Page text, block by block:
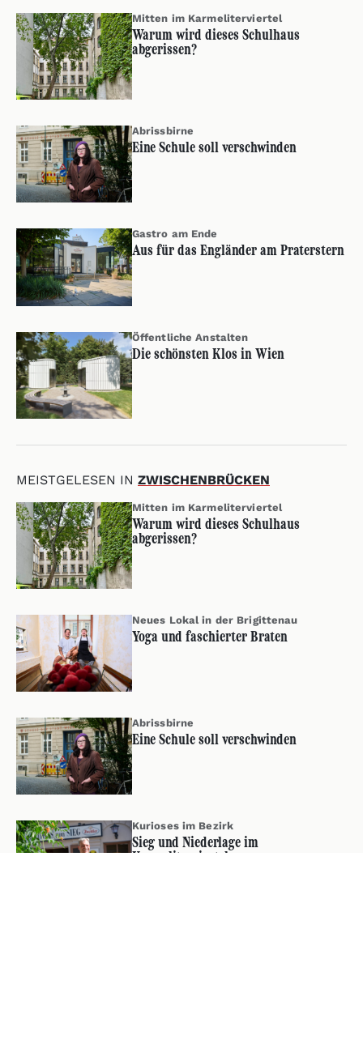
Mitten im Karmeliterviertel
Warum wird dieses Schulhaus
abgerissen?
Abrissbirne
Eine Schule soll verschwinden
Gastro am Ende
Aus für das Engländer am Praterstern
Öffentliche Anstalten
Die schönsten Klos in Wien
MEISTGELESEN IN ZWISCHENBRÜCKEN
Mitten im Karmeliterviertel
Warum wird dieses Schulhaus
abgerissen?
Neues Lokal in der Brigittenau
Yoga und faschierter Braten
Abrissbirne
Eine Schule soll verschwinden
Kurioses im Bezirk
Sieg und Niederlage im
Karmeliterviertel